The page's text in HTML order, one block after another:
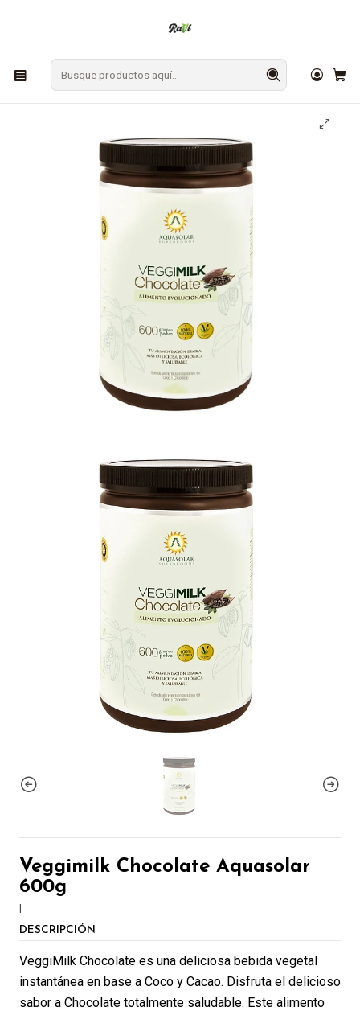
Veggimilk Chocolate Aquasolar 600g
Veggimilk Chocolate Aquasolar
600g
|
DESCRIPCIÓN
VeggiMilk Chocolate es una deliciosa bebida vegetal
instantánea en base a Coco y Cacao. Disfruta el delicioso
sabor a Chocolate totalmente saludable. Este alimento